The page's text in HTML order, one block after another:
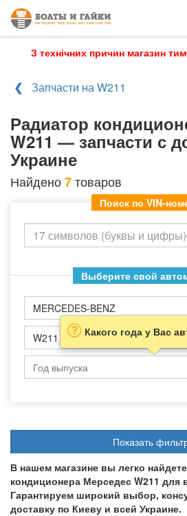
З технічних причин магазин
Запчасти на W211
Радиатор
W211 — запчасти с
Украине
Найдено7товаров
Поиск по VIN-
Выберите свой
MERCEDES-BENZ
W211 Какого года у Вас
Показать
В нашем магазине вы легко
кондиционера Мерседес W211 для
Гарантируем широкий выбор,
доставку по Киеву и всей Украине.